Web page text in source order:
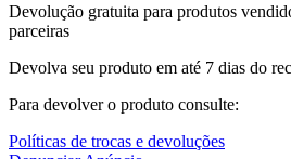
Devolução gratuita para produtos
parceiras
Devolva seu produto em até 7 dias do
Para devolver o produto consulte:
Políticas de trocas e devoluções